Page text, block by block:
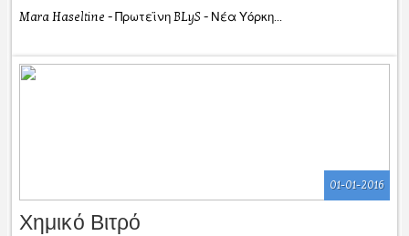
Mara Haseltine - Πρωτεϊνη BLyS - Νέα Υόρκη...
01-01-2016
Χημικό Βιτρό